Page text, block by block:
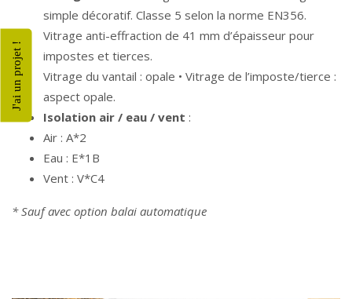
simple décoratif. Classe 5 selon la norme EN356.
Vitrage anti-effraction de 41 mm d’épaisseur pour
impostes et tierces.
Vitrage du vantail : opale • Vitrage de l’imposte/tierce :
aspect opale.
Isolation air / eau / vent :
Air : A*2
Eau : E*1B
Vent : V*C4
* Sauf avec option balai automatique
J'ai un projet !